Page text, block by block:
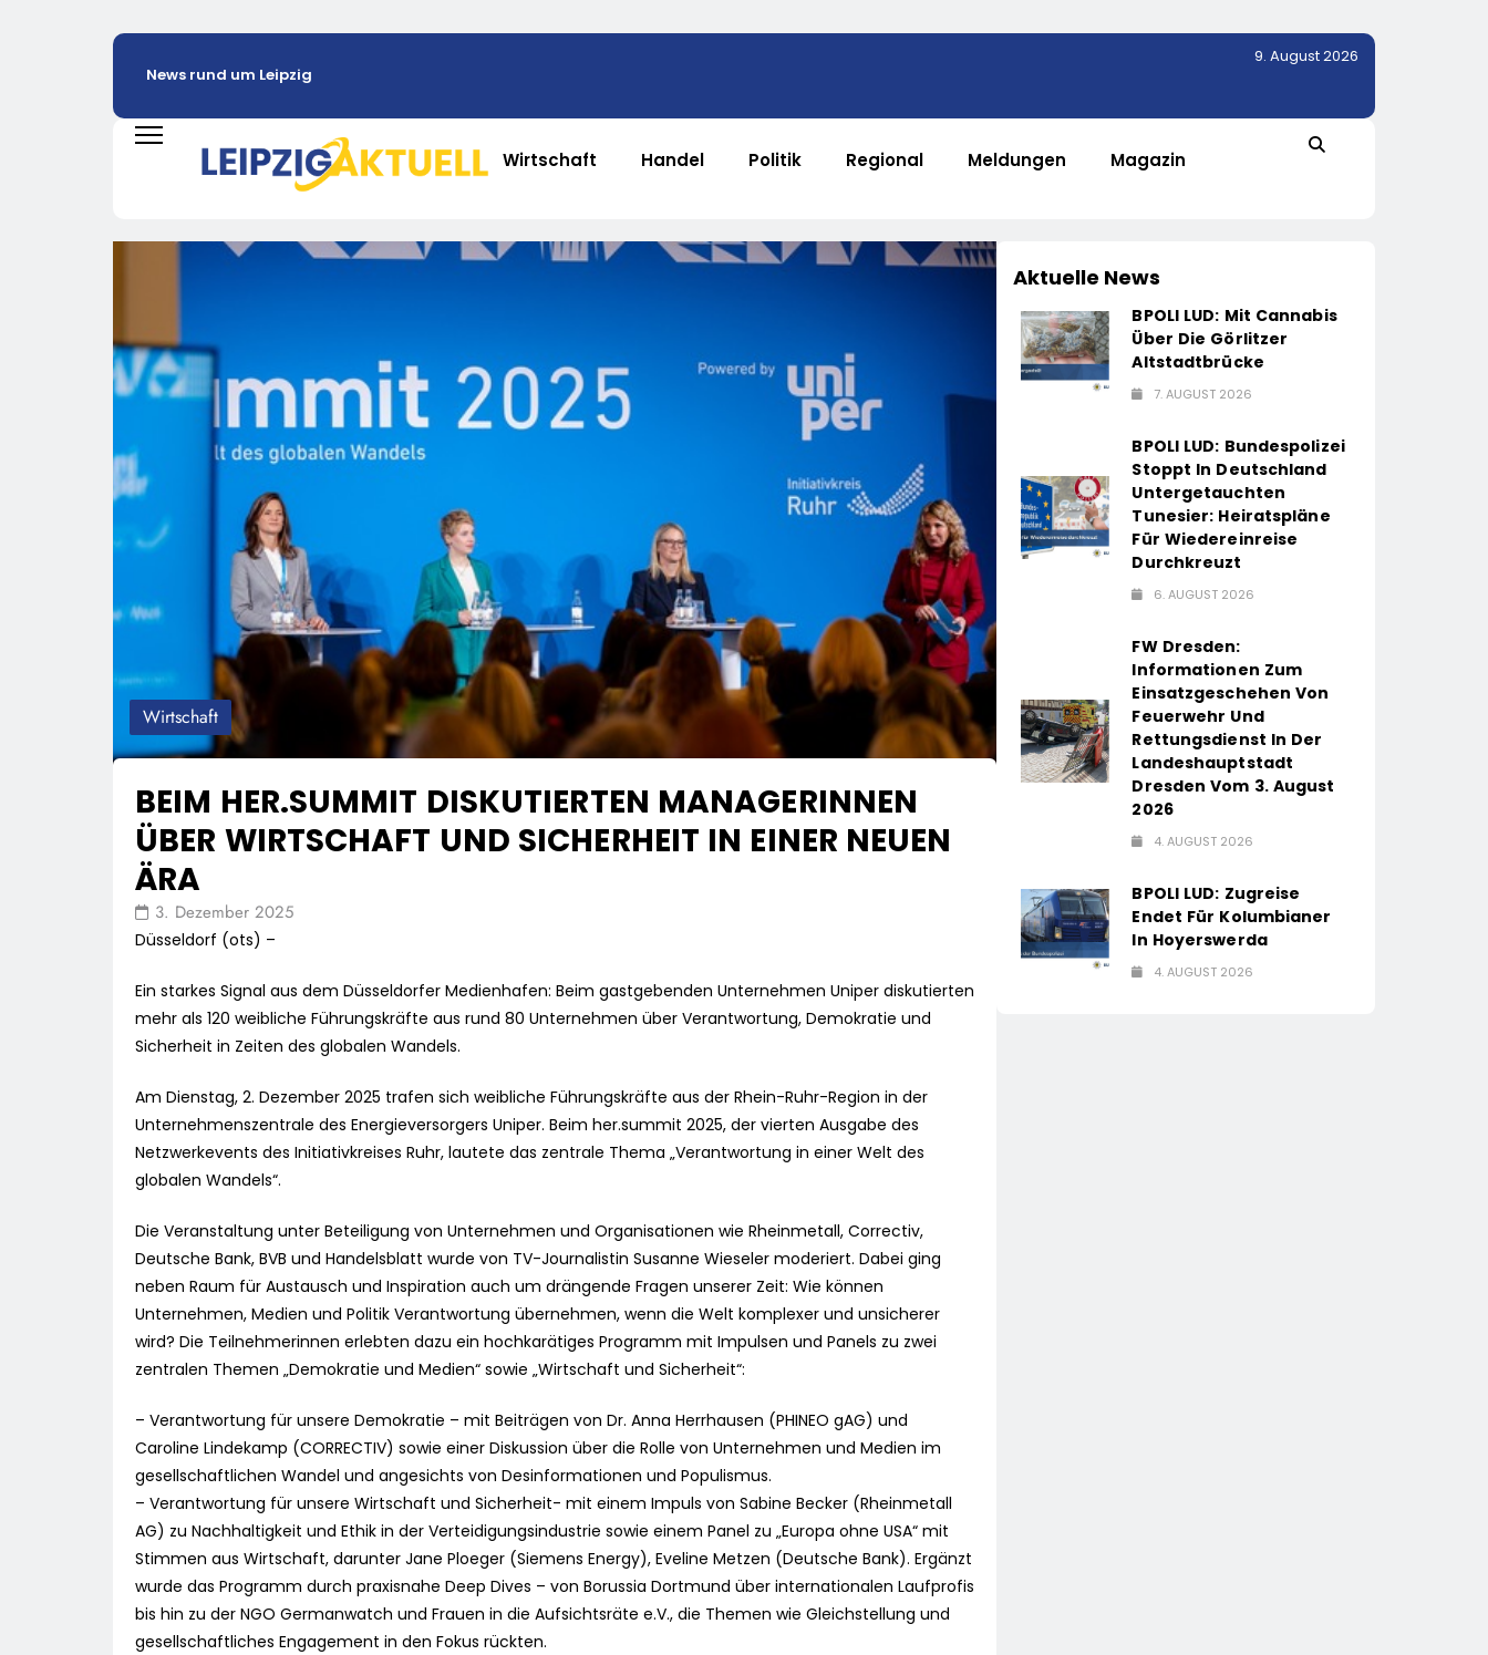
News rund um Leipzig
9. August 2026
Wirtschaft Handel Politik Regional Meldungen Magazin
Wirtschaft
BEIM HER.SUMMIT DISKUTIERTEN MANAGERINNEN
ÜBER WIRTSCHAFT UND SICHERHEIT IN EINER NEUEN
ÄRA
3. Dezember 2025
Düsseldorf (ots) –
Ein starkes Signal aus dem Düsseldorfer Medienhafen: Beim gastgebenden Unternehmen Uniper diskutierten
mehr als 120 weibliche Führungskräfte aus rund 80 Unternehmen über Verantwortung, Demokratie und
Sicherheit in Zeiten des globalen Wandels.
Am Dienstag, 2. Dezember 2025 trafen sich weibliche Führungskräfte aus der Rhein-Ruhr-Region in der
Unternehmenszentrale des Energieversorgers Uniper. Beim her.summit 2025, der vierten Ausgabe des
Netzwerkevents des Initiativkreises Ruhr, lautete das zentrale Thema „Verantwortung in einer Welt des
globalen Wandels“.
Die Veranstaltung unter Beteiligung von Unternehmen und Organisationen wie Rheinmetall, Correctiv,
Deutsche Bank, BVB und Handelsblatt wurde von TV-Journalistin Susanne Wieseler moderiert. Dabei ging
neben Raum für Austausch und Inspiration auch um drängende Fragen unserer Zeit: Wie können
Unternehmen, Medien und Politik Verantwortung übernehmen, wenn die Welt komplexer und unsicherer
wird? Die Teilnehmerinnen erlebten dazu ein hochkarätiges Programm mit Impulsen und Panels zu zwei
zentralen Themen „Demokratie und Medien“ sowie „Wirtschaft und Sicherheit“:
– Verantwortung für unsere Demokratie – mit Beiträgen von Dr. Anna Herrhausen (PHINEO gAG) und
Caroline Lindekamp (CORRECTIV) sowie einer Diskussion über die Rolle von Unternehmen und Medien im
gesellschaftlichen Wandel und angesichts von Desinformationen und Populismus.
– Verantwortung für unsere Wirtschaft und Sicherheit- mit einem Impuls von Sabine Becker (Rheinmetall
AG) zu Nachhaltigkeit und Ethik in der Verteidigungsindustrie sowie einem Panel zu „Europa ohne USA“ mit
Stimmen aus Wirtschaft, darunter Jane Ploeger (Siemens Energy), Eveline Metzen (Deutsche Bank). Ergänzt
wurde das Programm durch praxisnahe Deep Dives – von Borussia Dortmund über internationalen Laufprofis
bis hin zu der NGO Germanwatch und Frauen in die Aufsichtsräte e.V., die Themen wie Gleichstellung und
gesellschaftliches Engagement in den Fokus rückten.
Aktuelle News
BPOLI LUD: Mit Cannabis
Über Die Görlitzer
Altstadtbrücke
7. AUGUST 2026
BPOLI LUD: Bundespolizei
Stoppt In Deutschland
Untergetauchten
Tunesier: Heiratspläne
Für Wiedereinreise
Durchkreuzt
6. AUGUST 2026
FW Dresden:
Informationen Zum
Einsatzgeschehen Von
Feuerwehr Und
Rettungsdienst In Der
Landeshauptstadt
Dresden Vom 3. August
2026
4. AUGUST 2026
BPOLI LUD: Zugreise
Endet Für Kolumbianer
In Hoyerswerda
4. AUGUST 2026